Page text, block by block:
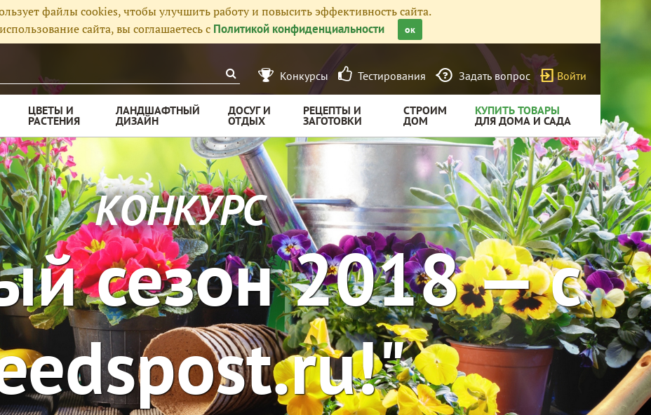
КОНКУРС
сезон 2018 — с
файлы cookies, чтобы улучшить работу и повысить эффективность сайта.
сайта, вы соглашаетесь с Политикой конфиденциальности ок
Конкурсы Тестирования Задать вопрос Войти
ЦВЕТЫ И
РАСТЕНИЯ
ЛАНДШАФТНЫЙ
ДИЗАЙН
ДОСУГ И
ОТДЫХ
РЕЦЕПТЫ И
ЗАГОТОВКИ
СТРОИМ
ДОМ
КУПИТЬ ТОВАРЫ
ДЛЯ ДОМА И САДА